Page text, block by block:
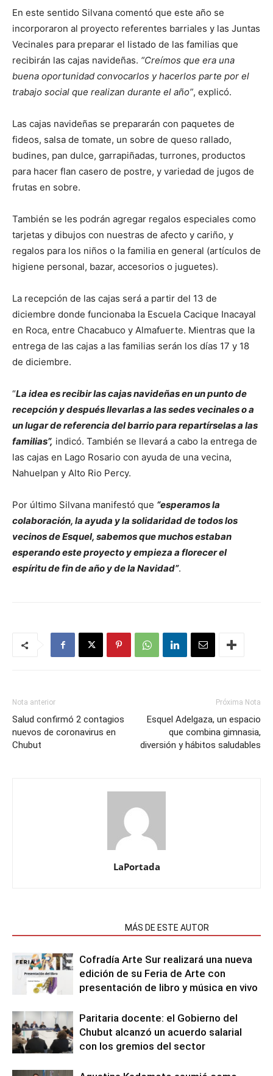
En este sentido Silvana comentó que este año se
incorporaron al proyecto referentes barriales y las Juntas
Vecinales para preparar el listado de las familias que
recibirán las cajas navideñas. “Creímos que era una
buena oportunidad convocarlos y hacerlos parte por el
trabajo social que realizan durante el año”, explicó.
Las cajas navideñas se prepararán con paquetes de
fideos, salsa de tomate, un sobre de queso rallado,
budines, pan dulce, garrapiñadas, turrones, productos
para hacer flan casero de postre, y variedad de jugos de
frutas en sobre.
También se les podrán agregar regalos especiales como
tarjetas y dibujos con nuestras de afecto y cariño, y
regalos para los niños o la familia en general (artículos de
higiene personal, bazar, accesorios o juguetes).
La recepción de las cajas será a partir del 13 de
diciembre donde funcionaba la Escuela Cacique Inacayal
en Roca, entre Chacabuco y Almafuerte. Mientras que la
entrega de las cajas a las familias serán los días 17 y 18
de diciembre.
“La idea es recibir las cajas navideñas en un punto de
recepción y después llevarlas a las sedes vecinales o a
un lugar de referencia del barrio para repartírselas a las
familias”, indicó. También se llevará a cabo la entrega de
las cajas en Lago Rosario con ayuda de una vecina,
Nahuelpan y Alto Rio Percy.
Por último Silvana manifestó que “esperamos la
colaboración, la ayuda y la solidaridad de todos los
vecinos de Esquel, sabemos que muchos estaban
esperando este proyecto y empieza a florecer el
espíritu de fin de año y de la Navidad”.
Nota anterior
Salud confirmó 2 contagios
nuevos de coronavirus en
Chubut
Próxima Nota
Esquel Adelgaza, un espacio
que combina gimnasia,
diversión y hábitos saludables
LaPortada
MÁS DE ESTE AUTOR
Cofradía Arte Sur realizará una nueva
edición de su Feria de Arte con
presentación de libro y música en vivo
Paritaria docente: el Gobierno del
Chubut alcanzó un acuerdo salarial
con los gremios del sector